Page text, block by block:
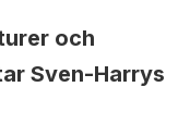
och
Sven-Harrys